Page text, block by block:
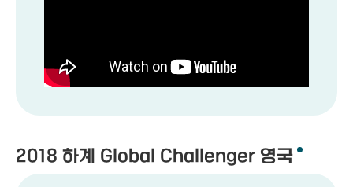
2018 하계 Global Challenger 영국